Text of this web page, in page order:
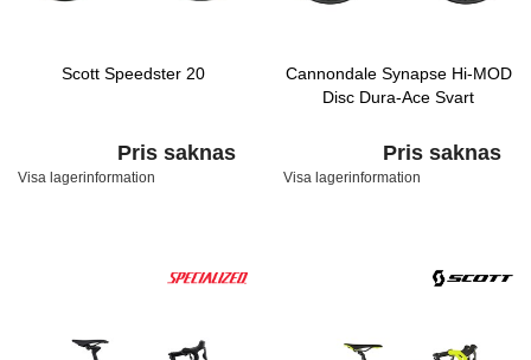
Scott Speedster 20
Pris saknas
Visa lagerinformation
Cannondale Synapse Hi-MOD
Disc Dura-Ace Svart
Pris saknas
Visa lagerinformation